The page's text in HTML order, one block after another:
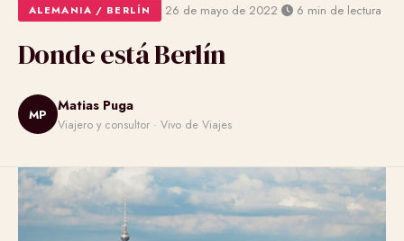
ALEMANIA / BERLÍN 26 de mayo de 2022 · 6 min de lectura
Donde está Berlín
MP
Matias Puga
Viajero y consultor · Vivo de Viajes